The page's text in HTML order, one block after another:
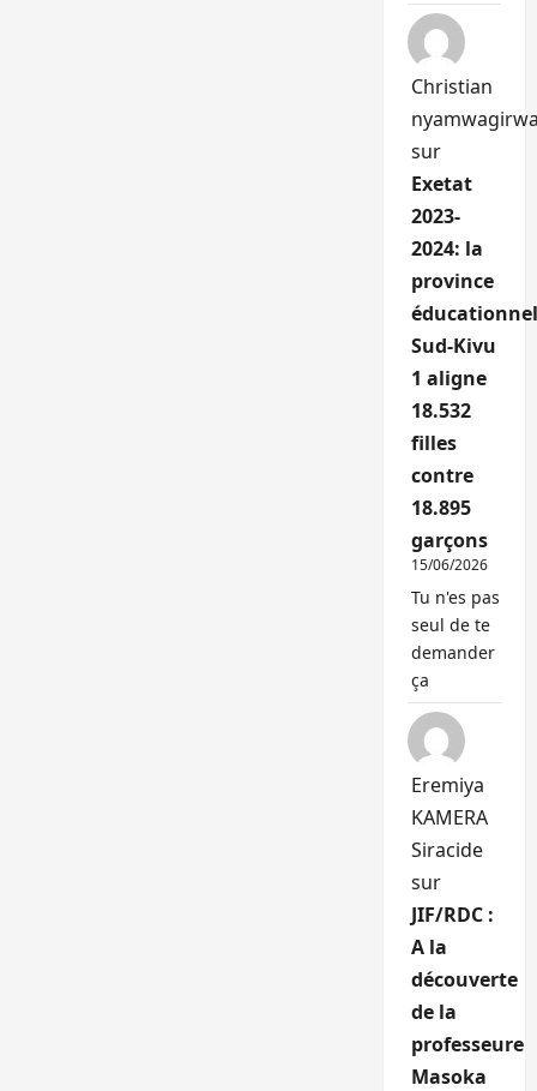
Christian
sur
Exetat
2023-
2024: la
province
Sud-Kivu
1 aligne
18.532
filles
contre
18.895
garçons
15/06/2026
Tu n'es pas
seul de te
demander
ça
Eremiya
KAMERA
Siracide
sur
JIF/RDC :
A la
découverte
de la
professeure
Masoka